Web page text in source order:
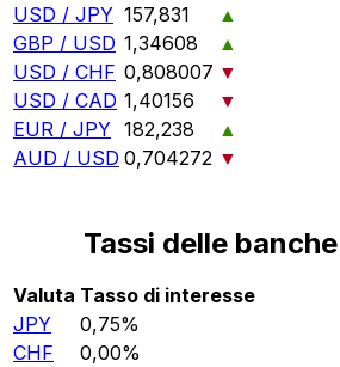
USD / JPY 157,831
▲
GBP / USD 1,34608
▲
USD / CHF 0,808007 ▼
USD / CAD 1,40156
▼
EUR / JPY 182,238
▲
AUD / USD 0,704272 ▼
Tassi delle
Valuta Tasso di interesse
JPY
0,75%
CHF
0,00%